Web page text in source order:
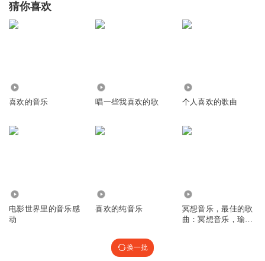
猜你喜欢
喜欢的音乐 唱一些我喜欢的歌 个人喜欢的歌曲
电影世界里的音乐感
动
喜欢的纯音乐
冥想音乐，最佳的歌
曲：冥想音乐，瑜伽
换一批